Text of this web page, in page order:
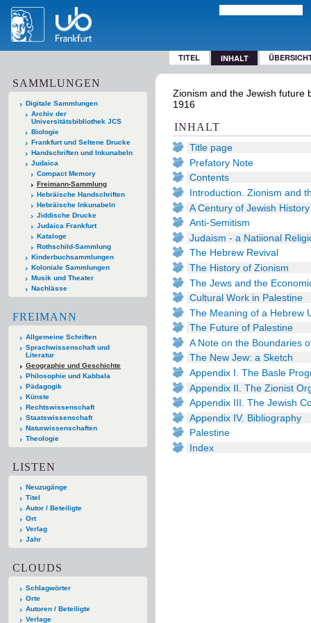
TITEL INHALT
SAMMLUNGEN
Digitale Sammlungen
Archiv der
Universitätsbibliothek JCS
Biologie
Frankfurt und Seltene Drucke
Handschriften und Inkunabeln
Judaica
Compact Memory
Freimann-Sammlung
Hebräische Handschriften
Hebräische Inkunabeln
Jiddische Drucke
Judaica Frankfurt
Kataloge
Rothschild-Sammlung
Kinderbuchsammlungen
Koloniale Sammlungen
Musik und Theater
Nachlässe
FREIMANN
Allgemeine Schriften
Sprachwissenschaft und
Literatur
Geographie und Geschichte
Philosophie und Kabbala
Pädagogik
Künste
Rechtswissenschaft
Staatswissenschaft
Naturwissenschaften
Theologie
LISTEN
Neuzugänge
Titel
Autor / Beteiligte
Ort
Verlag
Jahr
CLOUDS
Schlagwörter
Orte
Autoren / Beteiligte
Verlage
Zionism and the Jewish future
1916
INHALT
Title page
Prefatory Note
Contents
Introduction. Zionism and
A Century of Jewish History
Anti-Semitism
Judaism - a Natiional
The Hebrew Revival
The History of Zionism
The Jews and the
Cultural Work in Palestine
The Meaning of a Hebrew
The Future of Palestine
A Note on the Boundaries
The New Jew: a Sketch
Appendix I. The Basle
Appendix II. The Zionist
Appendix III. The Jewish
Appendix IV. Bibliography
Palestine
Index